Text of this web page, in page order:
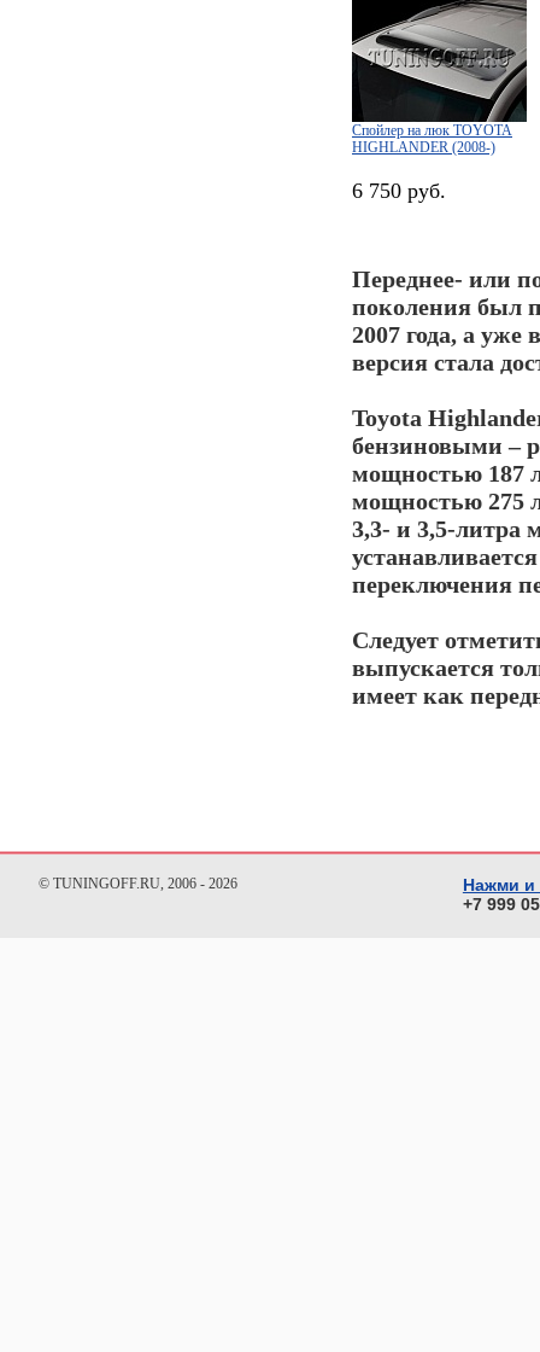
Спойлер на люк TOYOTA
HIGHLANDER (2008-)
6 750 руб.
Переднее- или
поколения был
2007 года, а уже
версия стала
Toyota
бензиновыми –
мощностью 187
мощностью 275
3,3- и 3,5-литра
переключения
Следует
выпускается
имеет как
© TUNINGOFF.RU, 2006 - 2026
Нажми и
+7 999